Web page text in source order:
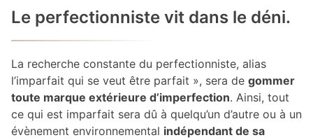
Le perfectionniste vit dans le déni.
La recherche constante du perfectionniste, alias
l’imparfait qui se veut être parfait », sera de gommer
toute marque extérieure d’imperfection. Ainsi, tout
ce qui est imparfait sera dû à quelqu’un d’autre ou à un
évènement environnemental indépendant de sa